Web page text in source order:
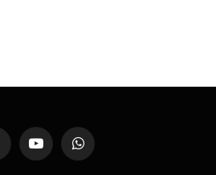
YouTubeWhatsApp